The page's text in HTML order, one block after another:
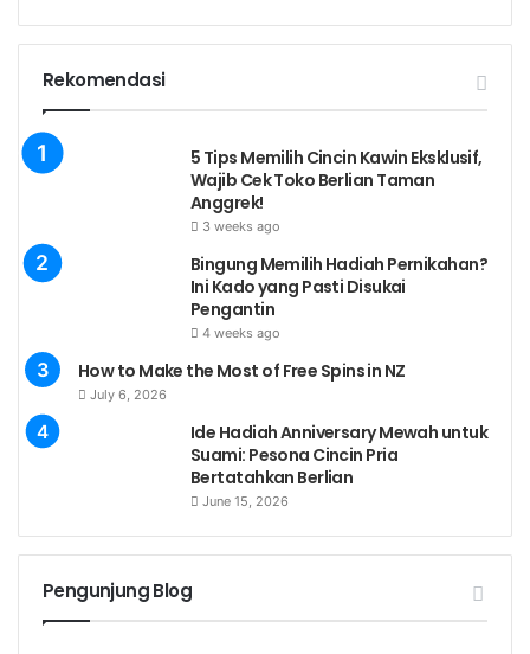
Rekomendasi
5 Tips Memilih Cincin Kawin Eksklusif,
Wajib Cek Toko Berlian Taman
Anggrek!
3 weeks ago
Bingung Memilih Hadiah Pernikahan?
Ini Kado yang Pasti Disukai
Pengantin
4 weeks ago
How to Make the Most of Free Spins in NZ
July 6, 2026
Ide Hadiah Anniversary Mewah untuk
Suami: Pesona Cincin Pria
Bertatahkan Berlian
June 15, 2026
Pengunjung Blog